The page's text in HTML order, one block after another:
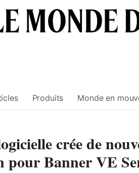
Produits Monde en
crée de
pour Banner VE